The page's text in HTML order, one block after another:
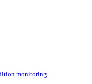
monitoring